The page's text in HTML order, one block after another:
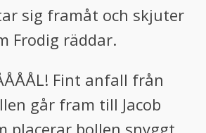
sig framåt och skjuter
Frodig räddar.
Fint anfall från
går fram till Jacob
placerar bollen snyggt